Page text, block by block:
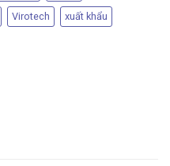
Virotech xuất khẩu